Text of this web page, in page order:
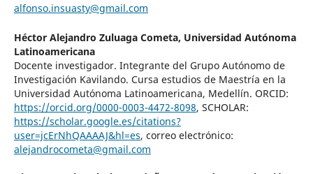
alfonso.insuasty@gmail.com
Héctor Alejandro Zuluaga Cometa, Universidad Autónoma
Latinoamericana
Docente investigador. Integrante del Grupo Autónomo de
Investigación Kavilando. Cursa estudios de Maestría en la
Universidad Autónoma Latinoamericana, Medellín. ORCID:
https://orcid.org/0000-0003-4472-8098, SCHOLAR:
https://scholar.google.es/citations?
user=jcErNhQAAAAJ&hl=es, correo electrónico:
alejandrocometa@gmail.com